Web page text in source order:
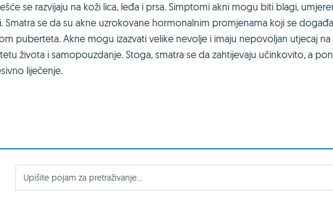
se razvijaju na koži lica, leđa i prsa. Simptomi akni mogu biti blagi,
Smatra se da su akne uzrokovane hormonalnim promjenama koji se
puberteta. Akne mogu izazvati velike nevolje i imaju nepovoljan utjecaj na
života i samopouzdanje. Stoga, smatra se da zahtijevaju učinkovito, a
liječenje.